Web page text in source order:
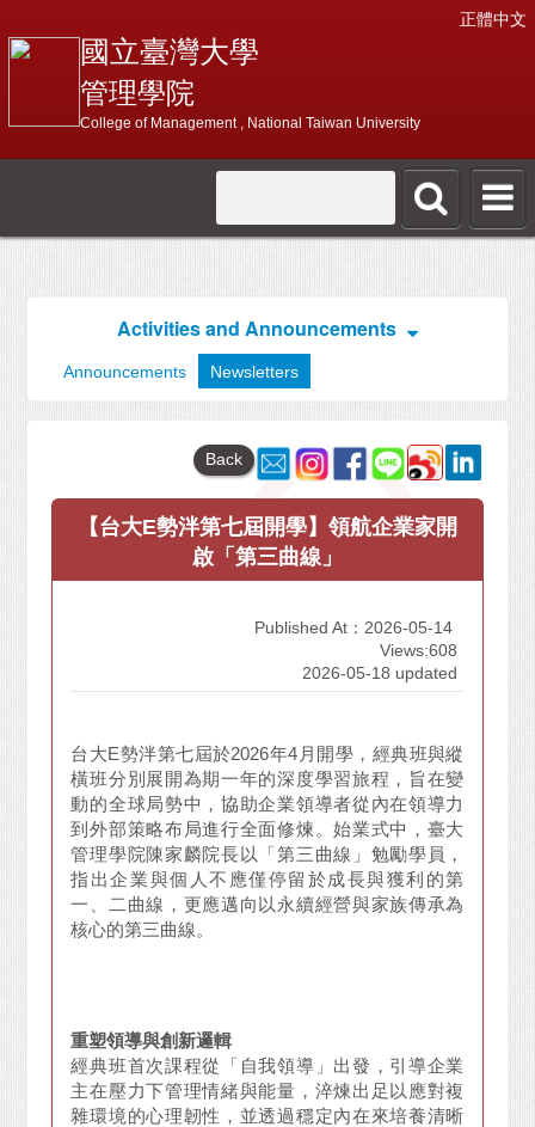
正體中文
國立臺灣大學
管理學院
College of Management , National Taiwan University
Activities and Announcements
Announcements Newsletters
Back
【台大E勢泮第七屆開學】領航企業家開
啟「第三曲線」
Published At：2026-05-14
Views:608
2026-05-18 updated
台大E勢泮第七屆於2026年4月開學，經典班與縱
橫班分別展開為期一年的深度學習旅程，旨在變
動的全球局勢中，協助企業領導者從內在領導力
到外部策略布局進行全面修煉。始業式中，臺大
管理學院陳家麟院長以「第三曲線」勉勵學員，
指出企業與個人不應僅停留於成長與獲利的第
一、二曲線，更應邁向以永續經營與家族傳承為
核心的第三曲線。
重塑領導與創新邏輯
經典班首次課程從「自我領導」出發，引導企業
主在壓力下管理情緒與能量，淬煉出足以應對複
雜環境的心理韌性，並透過穩定內在來培養清晰